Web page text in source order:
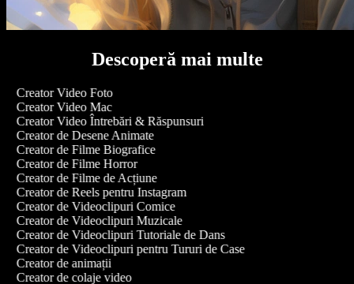
Descoperă mai multe
Creator Video Foto
Creator Video Mac
Creator Video Întrebări & Răspunsuri
Creator de Desene Animate
Creator de Filme Biografice
Creator de Filme Horror
Creator de Filme de Acțiune
Creator de Reels pentru Instagram
Creator de Videoclipuri Comice
Creator de Videoclipuri Muzicale
Creator de Videoclipuri Tutoriale de Dans
Creator de Videoclipuri pentru Tururi de Case
Creator de animații
Creator de colaje video